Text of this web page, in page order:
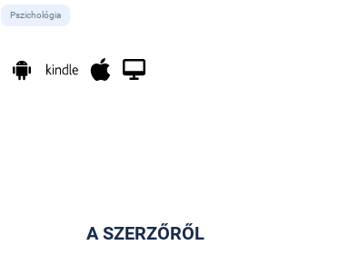
Pszichológia
A SZERZŐRŐL